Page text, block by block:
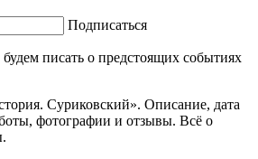
Подписаться
писать о предстоящих событиях
Суриковский». Описание, дата
фотографии и отзывы. Всё о